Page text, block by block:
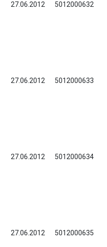
27.06.2012 5012000632
27.06.2012 5012000633
27.06.2012 5012000634
27.06.2012 5012000635